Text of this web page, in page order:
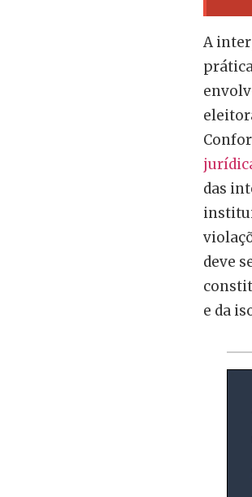
A
das
deve
e da